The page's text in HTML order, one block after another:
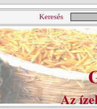
Keresés
Az